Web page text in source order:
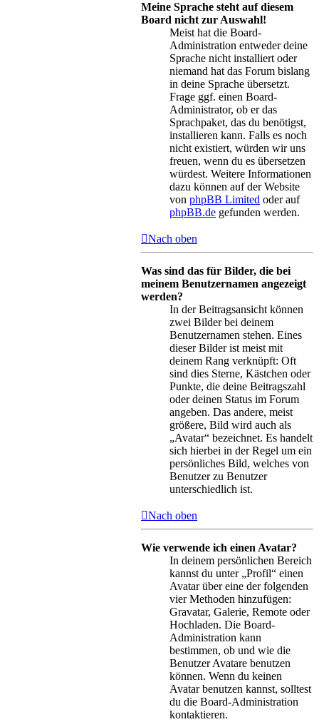
Meine Sprache steht auf diesem
Board nicht zur Auswahl!
Meist hat die Board-
Administration entweder deine
Sprache nicht installiert oder
niemand hat das Forum bislang
in deine Sprache übersetzt.
Frage ggf. einen Board-
Administrator, ob er das
Sprachpaket, das du benötigst,
installieren kann. Falls es noch
nicht existiert, würden wir uns
freuen, wenn du es übersetzen
würdest. Weitere Informationen
dazu können auf der Website
von phpBB Limited oder auf
phpBB.de gefunden werden.
Nach oben
Was sind das für Bilder, die bei
meinem Benutzernamen angezeigt
werden?
In der Beitragsansicht können
zwei Bilder bei deinem
Benutzernamen stehen. Eines
dieser Bilder ist meist mit
deinem Rang verknüpft: Oft
sind dies Sterne, Kästchen oder
Punkte, die deine Beitragszahl
oder deinen Status im Forum
angeben. Das andere, meist
größere, Bild wird auch als
„Avatar“ bezeichnet. Es handelt
sich hierbei in der Regel um ein
persönliches Bild, welches von
Benutzer zu Benutzer
unterschiedlich ist.
Nach oben
Wie verwende ich einen Avatar?
In deinem persönlichen Bereich
kannst du unter „Profil“ einen
Avatar über eine der folgenden
vier Methoden hinzufügen:
Gravatar, Galerie, Remote oder
Hochladen. Die Board-
Administration kann
bestimmen, ob und wie die
Benutzer Avatare benutzen
können. Wenn du keinen
Avatar benutzen kannst, solltest
du die Board-Administration
kontaktieren.